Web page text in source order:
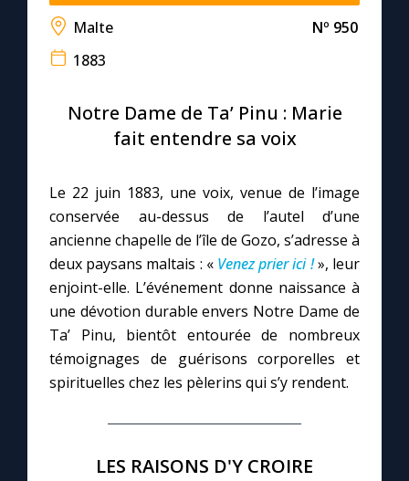
Le compte Tiktok
Le site internet
Questions-réponses
Prier au quotidien
Avec Thérèse de Lisieux
L'Évangile chaque jour
Marie qui défait les nœuds
Malte
Nº 950
1883
Notre Dame de Ta’ Pinu : Marie
fait entendre sa voix
Le 22 juin 1883, une voix, venue de l’image
conservée au-dessus de l’autel d’une
ancienne chapelle de l’île de Gozo, s’adresse à
deux paysans maltais : « Venez prier ici !», leur
enjoint-elle. L’événement donne naissance à
une dévotion durable envers Notre Dame de
Ta’ Pinu, bientôt entourée de nombreux
témoignages de guérisons corporelles et
spirituelles chez les pèlerins qui s’y rendent.
LES RAISONS D'Y CROIRE